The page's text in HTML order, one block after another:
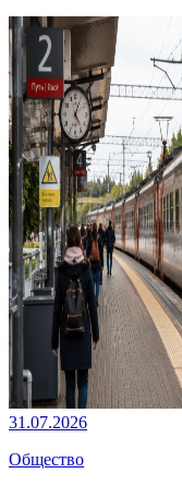
31.07.2026
Общество